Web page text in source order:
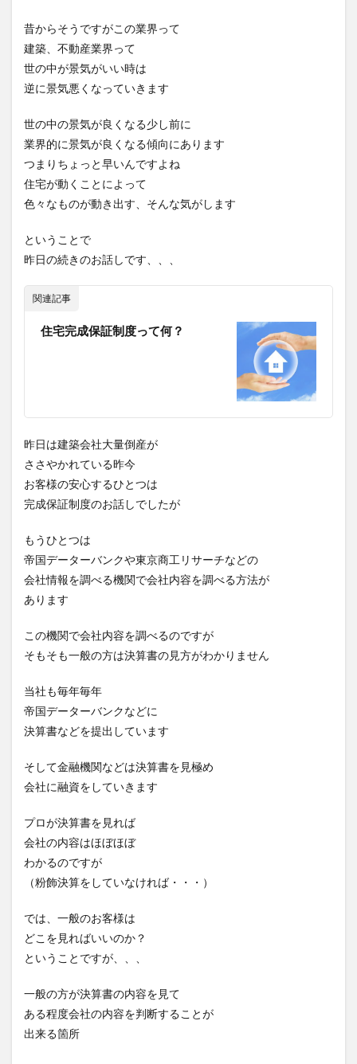
昔からそうですがこの業界って
建築、不動産業界って
世の中が景気がいい時は
逆に景気悪くなっていきます
世の中の景気が良くなる少し前に
業界的に景気が良くなる傾向にあります
つまりちょっと早いんですよね
住宅が動くことによって
色々なものが動き出す、そんな気がします
ということで
昨日の続きのお話しです、、、
関連記事
住宅完成保証制度って何？
昨日は建築会社大量倒産が
ささやかれている昨今
お客様の安心するひとつは
完成保証制度のお話しでしたが
もうひとつは
帝国データーバンクや東京商工リサーチなどの
会社情報を調べる機関で会社内容を調べる方法が
あります
この機関で会社内容を調べるのですが
そもそも一般の方は決算書の見方がわかりません
当社も毎年毎年
帝国データーバンクなどに
決算書などを提出しています
そして金融機関などは決算書を見極め
会社に融資をしていきます
プロが決算書を見れば
会社の内容はほぼほぼ
わかるのですが
（粉飾決算をしていなければ・・・）
では、一般のお客様は
どこを見ればいいのか？
ということですが、、、
一般の方が決算書の内容を見て
ある程度会社の内容を判断することが
出来る箇所